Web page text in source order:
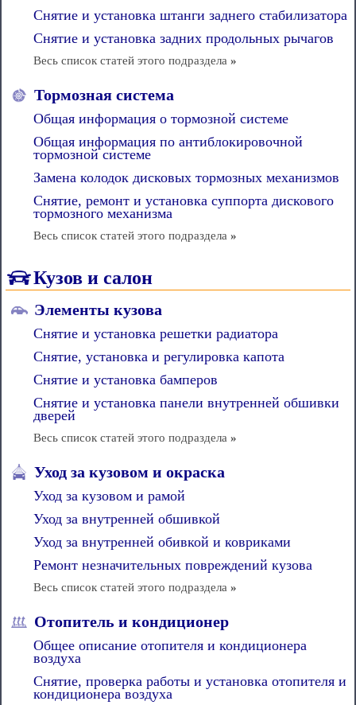
Снятие и установка штанги заднего стабилизатора
Снятие и установка задних продольных рычагов
Весь список статей этого подраздела »
Тормозная система
Общая информация о тормозной системе
Общая информация по антиблокировочной
тормозной системе
Замена колодок дисковых тормозных механизмов
Снятие, ремонт и установка суппорта дискового
тормозного механизма
Весь список статей этого подраздела »
Кузов и салон
Элементы кузова
Снятие и установка решетки радиатора
Снятие, установка и регулировка капота
Снятие и установка бамперов
Снятие и установка панели внутренней обшивки
дверей
Весь список статей этого подраздела »
Уход за кузовом и окраска
Уход за кузовом и рамой
Уход за внутренней обшивкой
Уход за внутренней обивкой и ковриками
Ремонт незначительных повреждений кузова
Весь список статей этого подраздела »
Отопитель и кондиционер
Общее описание отопителя и кондиционера
воздуха
Снятие, проверка работы и установка отопителя и
кондиционера воздуха